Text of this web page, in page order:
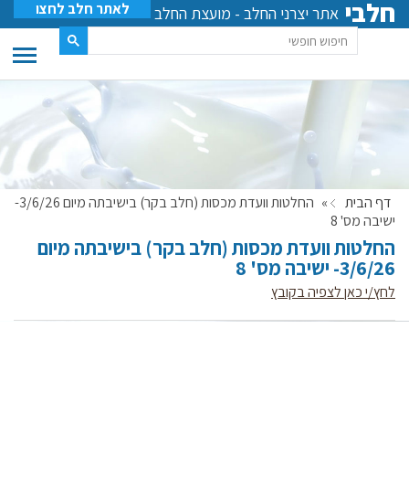
חלבי אתר יצרני החלב - מועצת החלב לאתר חלב לחצו
דף הבית »
החלטות וועדת מכסות (חלב בקר) בישיבתה מיום 3/6/26-
ישיבה מס' 8
החלטות וועדת מכסות (חלב בקר) בישיבתה מיום
3/6/26- ישיבה מס' 8
לחץ/י כאן לצפיה בקובץ